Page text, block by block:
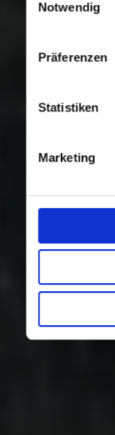
Nutzung der
Notwendig
Präferenzen
Statistiken
Marketing